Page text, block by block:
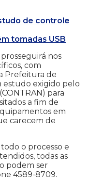
de controle
tomadas USB
nos
com
Prefeitura de
estudo exigido pelo
para
a fim de
em
carecem de
o processo e
todas as
podem ser
4589-8709.